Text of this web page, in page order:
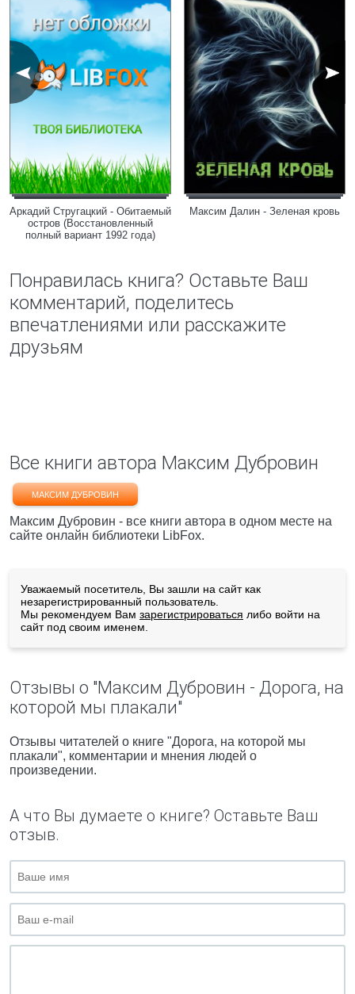
Аркадий Стругацкий - Обитаемый
остров (Восстановленный
полный вариант 1992 года)
Максим Далин - Зеленая кровь
Понравилась книга? Оставьте Ваш
комментарий, поделитесь
впечатлениями или расскажите
друзьям
Все книги автора Максим Дубровин
МАКСИМ ДУБРОВИН
Максим Дубровин - все книги автора в одном месте на
сайте онлайн библиотеки LibFox.
Уважаемый посетитель, Вы зашли на сайт как
незарегистрированный пользователь.
Мы рекомендуем Вам зарегистрироваться либо войти на
сайт под своим именем.
Отзывы о "Максим Дубровин - Дорога, на
которой мы плакали"
Отзывы читателей о книге "Дорога, на которой мы
плакали", комментарии и мнения людей о
произведении.
А что Вы думаете о книге? Оставьте Ваш
отзыв.